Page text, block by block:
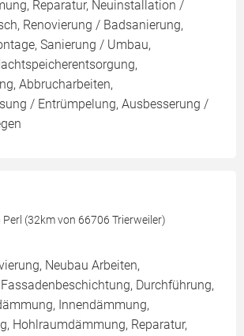
Reparatur, Neuinstallation /
Renovierung / Badsanierung,
Sanierung / Umbau,
Abbrucharbeiten,
/ Entrümpelung, Ausbesserung /
(32km von 66706 Trierweiler)
Neubau Arbeiten,
Durchführung,
Innendämmung,
Hohlraumdämmung, Reparatur,